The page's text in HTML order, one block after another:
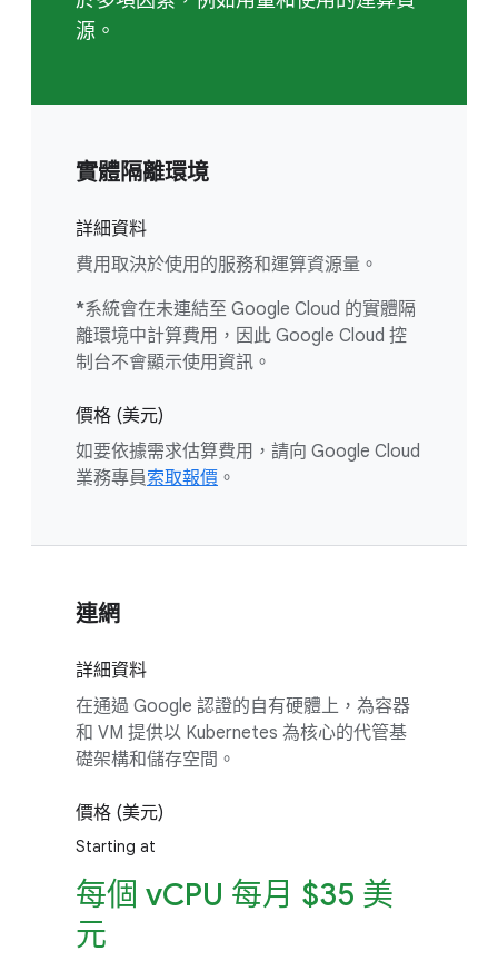
源。
實體隔離環境
詳細資料
費用取決於使用的服務和運算資源量。
*系統會在未連結至 Google Cloud 的實體隔
離環境中計算費用，因此 Google Cloud 控
制台不會顯示使用資訊。
價格 (美元)
如要依據需求估算費用，請向 Google Cloud
業務專員索取報價 。
連網
詳細資料
在通過 Google 認證的自有硬體上，為容器
和 VM 提供以 Kubernetes 為核心的代管基
礎架構和儲存空間。
價格 (美元)
Starting at
每個 vCPU 每月 $35 美
元